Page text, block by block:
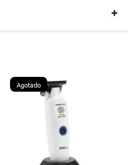
Agotado